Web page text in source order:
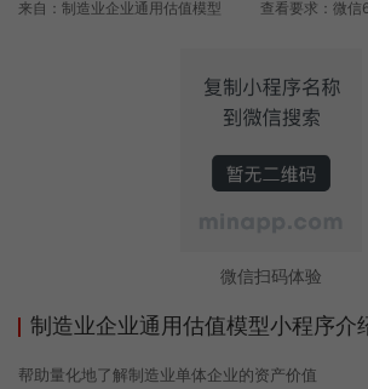
来自：制造业企业通用估值模型
查看要求：微信
微信扫码体验
制造业企业通用估值模型小程序介
帮助量化地了解制造业单体企业的资产价值